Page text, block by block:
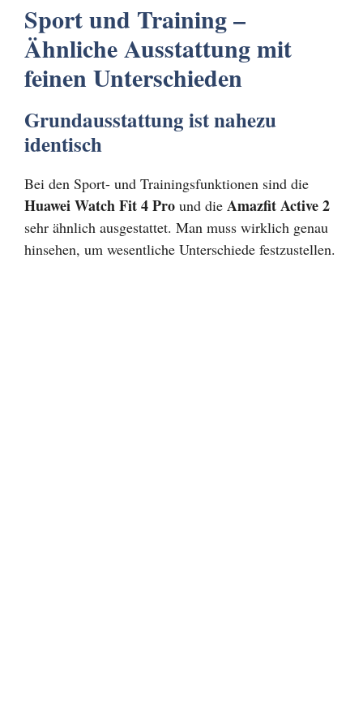
Sport und Training –
Ähnliche Ausstattung mit
feinen Unterschieden
Grundausstattung ist nahezu
identisch
Bei den Sport- und Trainingsfunktionen sind die
Huawei Watch Fit 4 Pro und die Amazfit Active 2
sehr ähnlich ausgestattet. Man muss wirklich genau
hinsehen, um wesentliche Unterschiede festzustellen.